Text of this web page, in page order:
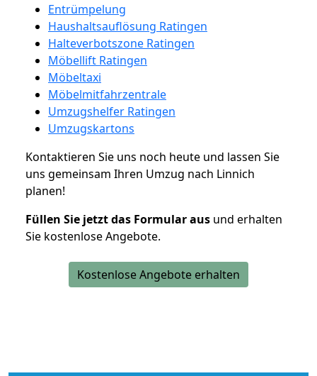
Entrümpelung
Haushaltsauflösung Ratingen
Halteverbotszone Ratingen
Möbellift Ratingen
Möbeltaxi
Möbelmitfahrzentrale
Umzugshelfer Ratingen
Umzugskartons
Kontaktieren Sie uns noch heute und lassen Sie
uns gemeinsam Ihren Umzug nach Linnich
planen!
Füllen Sie jetzt das Formular aus und erhalten
Sie kostenlose Angebote.
Kostenlose Angebote erhalten